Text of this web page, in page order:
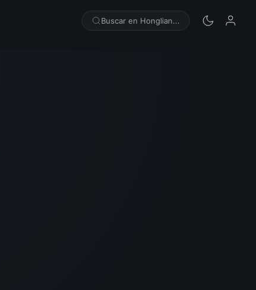
Buscar en Honglian...